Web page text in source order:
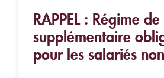
RAPPEL : Régime
supplémentaire
pour les salariés